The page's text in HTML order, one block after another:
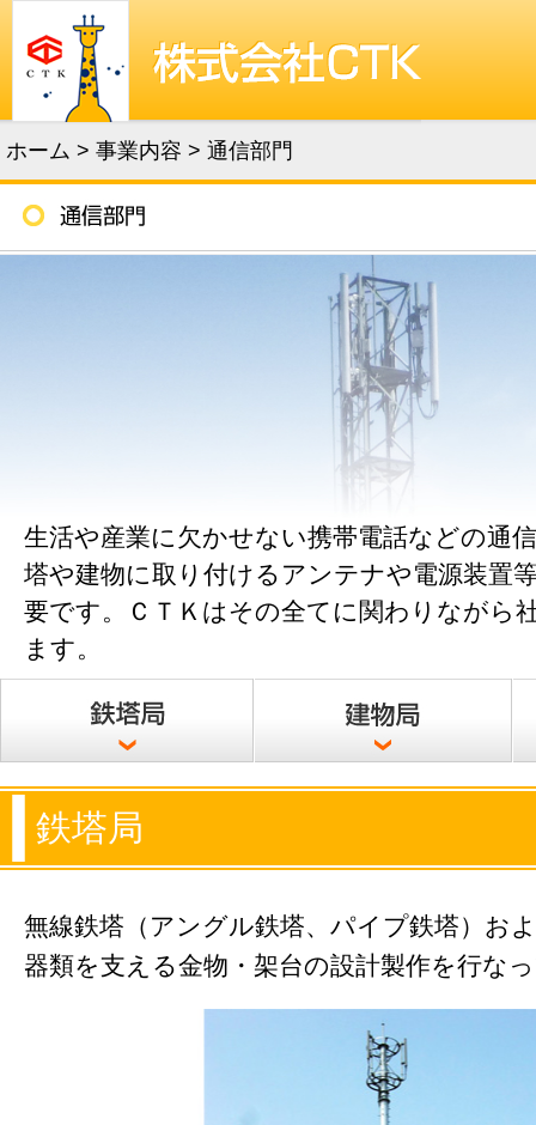
ホーム > 事業内容 > 通信部門
生活や産業に欠かせない携帯電話などの通
塔や建物に取り付けるアンテナや電源装置
要です。ＣＴＫはその全てに関わりながら
ます。
鉄塔局
無線鉄塔（アングル鉄塔、パイプ鉄塔）お
器類を支える金物・架台の設計製作を行な